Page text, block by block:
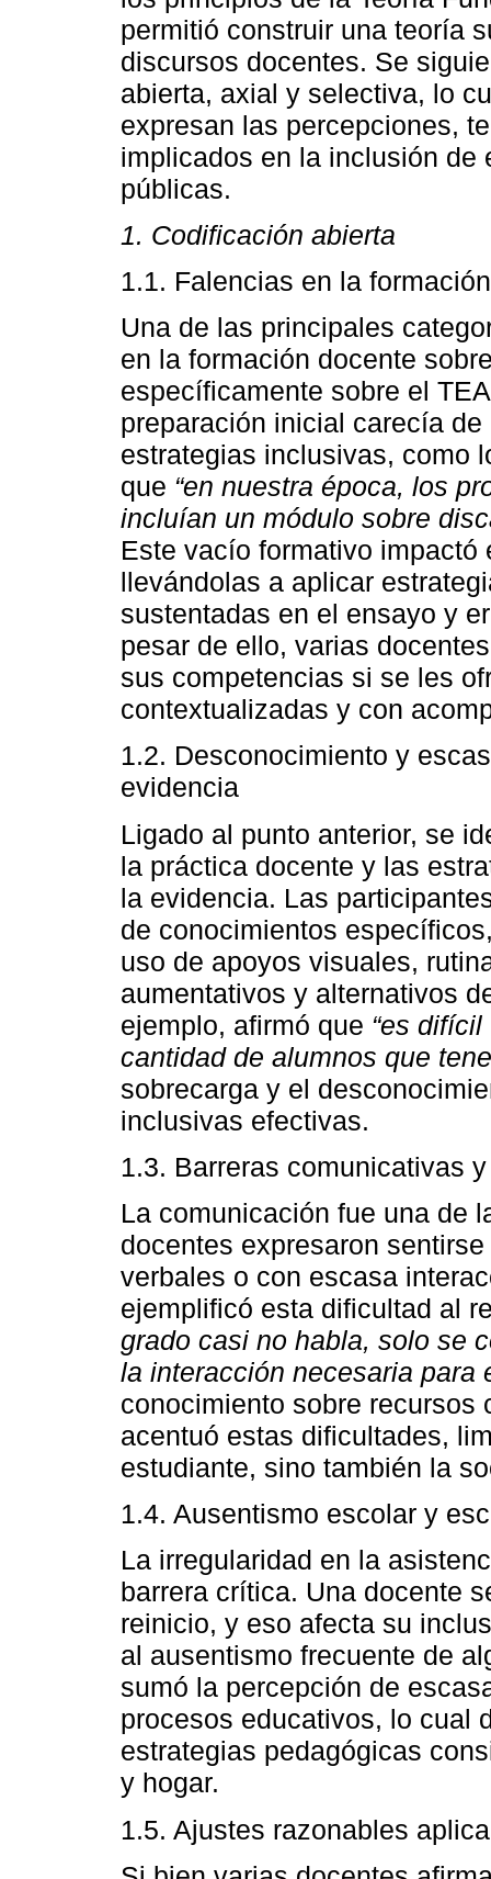
permitió construir una teoría
discursos docentes. Se
abierta, axial y selectiva, lo
expresan las percepciones,
implicados en la inclusión de
públicas.
1. Codificación abierta
1.1. Falencias en la
Una de las principales
en la formación docente
específicamente sobre el
preparación inicial carecía
estrategias inclusivas, como
que “en nuestra época, los
incluían un módulo sobre
Este vacío formativo
llevándolas a aplicar
sustentadas en el ensayo y
pesar de ello, varias
sus competencias si se les
contextualizadas y con
1.2. Desconocimiento y
evidencia
Ligado al punto anterior, se
la práctica docente y las
la evidencia. Las
de conocimientos
uso de apoyos visuales,
aumentativos y alternativos
ejemplo, afirmó que “es
cantidad de alumnos que
sobrecarga y el
inclusivas efectivas.
1.3. Barreras comunicativas
La comunicación fue una de
docentes expresaron
verbales o con escasa
ejemplificó esta dificultad al
grado casi no habla, solo se
la interacción necesaria para
conocimiento sobre recursos
acentuó estas dificultades,
estudiante, sino también la
1.4. Ausentismo escolar y
La irregularidad en la
barrera crítica. Una docente
reinicio, y eso afecta su
al ausentismo frecuente de
sumó la percepción de
procesos educativos, lo cual
estrategias pedagógicas
y hogar.
1.5. Ajustes razonables